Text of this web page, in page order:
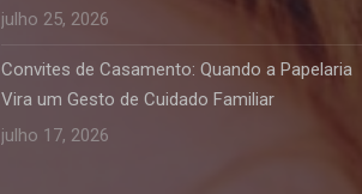
julho 25, 2026
Convites de Casamento: Quando a Papelaria
Vira um Gesto de Cuidado Familiar
julho 17, 2026